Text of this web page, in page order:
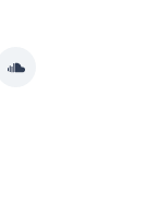
Soundcloud